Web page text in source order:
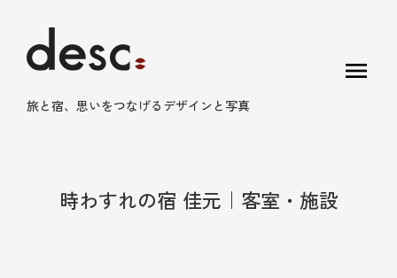
旅と宿、思いをつなげるデザインと写真
menu
時わすれの宿 佳元｜客室・施設